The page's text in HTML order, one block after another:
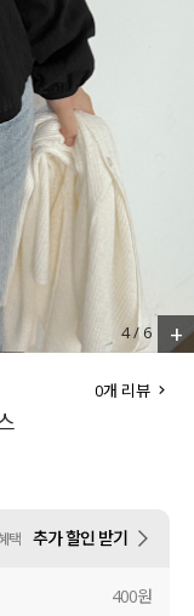
4/6 +
0개 리뷰
택 추가 할인 받기
400원